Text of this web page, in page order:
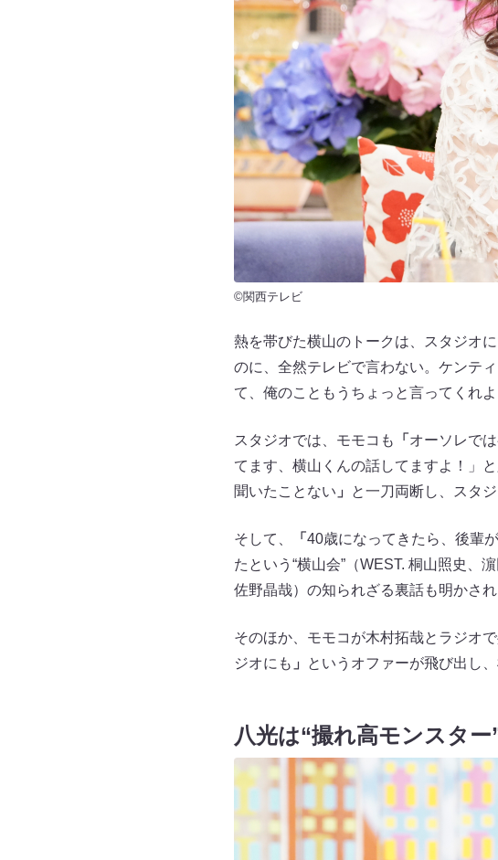
©関西テレビ
熱を帯びた横山のトークは、スタジオ
のに、全然テレビで言わない。ケンテ
て、俺のこともうちょっと言ってくれよ
スタジオでは、モモコも 「 オーソレで
てます、横山くんの話してますよ！」
聞いたことない 」 と一刀両断し、スタ
そして、 「 40歳になってきたら、後輩
たという“横山会”（WEST. 桐山照史、
佐野晶哉）の知られざる裏話も明かされ
そのほか、モモコが木村拓哉とラジオ
ジオにも 」 というオファーが飛び出し
八光は“撮れ高モンスター